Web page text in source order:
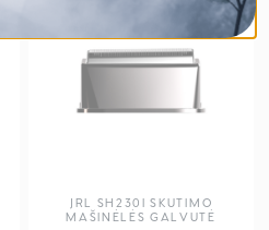
JRL SH230I SKUTIMO
MAŠINĖLĖS GALVUTĖ